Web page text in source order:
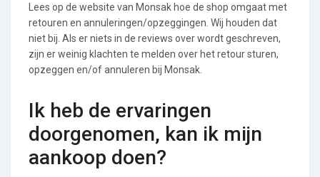
Lees op de website van Monsak hoe de shop omgaat met
retouren en annuleringen/opzeggingen. Wij houden dat
niet bij. Als er niets in de reviews over wordt geschreven,
zijn er weinig klachten te melden over het retour sturen,
opzeggen en/of annuleren bij Monsak.
Ik heb de ervaringen
doorgenomen, kan ik mijn
aankoop doen?